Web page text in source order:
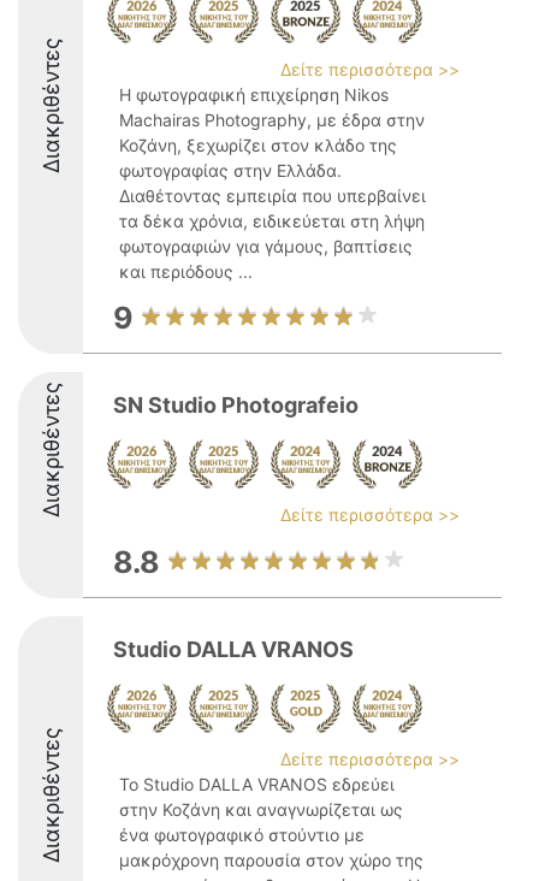
Διακριθέντες
Δείτε περισσότερα >>
Η φωτογραφική επιχείρηση Nikos
Machairas Photography, με έδρα στην
Κοζάνη, ξεχωρίζει στον κλάδο της
φωτογραφίας στην Ελλάδα.
Διαθέτοντας εμπειρία που υπερβαίνει
τα δέκα χρόνια, ειδικεύεται στη λήψη
φωτογραφιών για γάμους, βαπτίσεις
και περιόδους ...
9
Διακριθέντες SN Studio Photografeio
Δείτε περισσότερα >>
8.8
Διακριθέντες
Studio DALLA VRANOS
Δείτε περισσότερα >>
Το Studio DALLA VRANOS εδρεύει
στην Κοζάνη και αναγνωρίζεται ως
ένα φωτογραφικό στούντιο με
μακρόχρονη παρουσία στον χώρο της